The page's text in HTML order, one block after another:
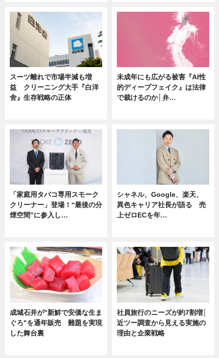
スーツ離れで市場半減も増
益 クリーニング大手『白洋
舍』生存戦略の正体
未成年にも広がる被害『AI性
的ディープフェイク』は法律
で裁けるのか│弁…
「家庭用タバコ専用スモーク
クリーナー」登場！“最後の分
煙空間”に参入し…
シャネル、Google、楽天、
異色キャリア社長が語る 売
上ゼロECを年…
成城石井が"新鮮で安価な生ま
ぐろ"を通年販売 難題を実現
した舞台裏
社員旅行のニーズが約7割増│
近ツー調査から見える実施の
理由と企業戦略